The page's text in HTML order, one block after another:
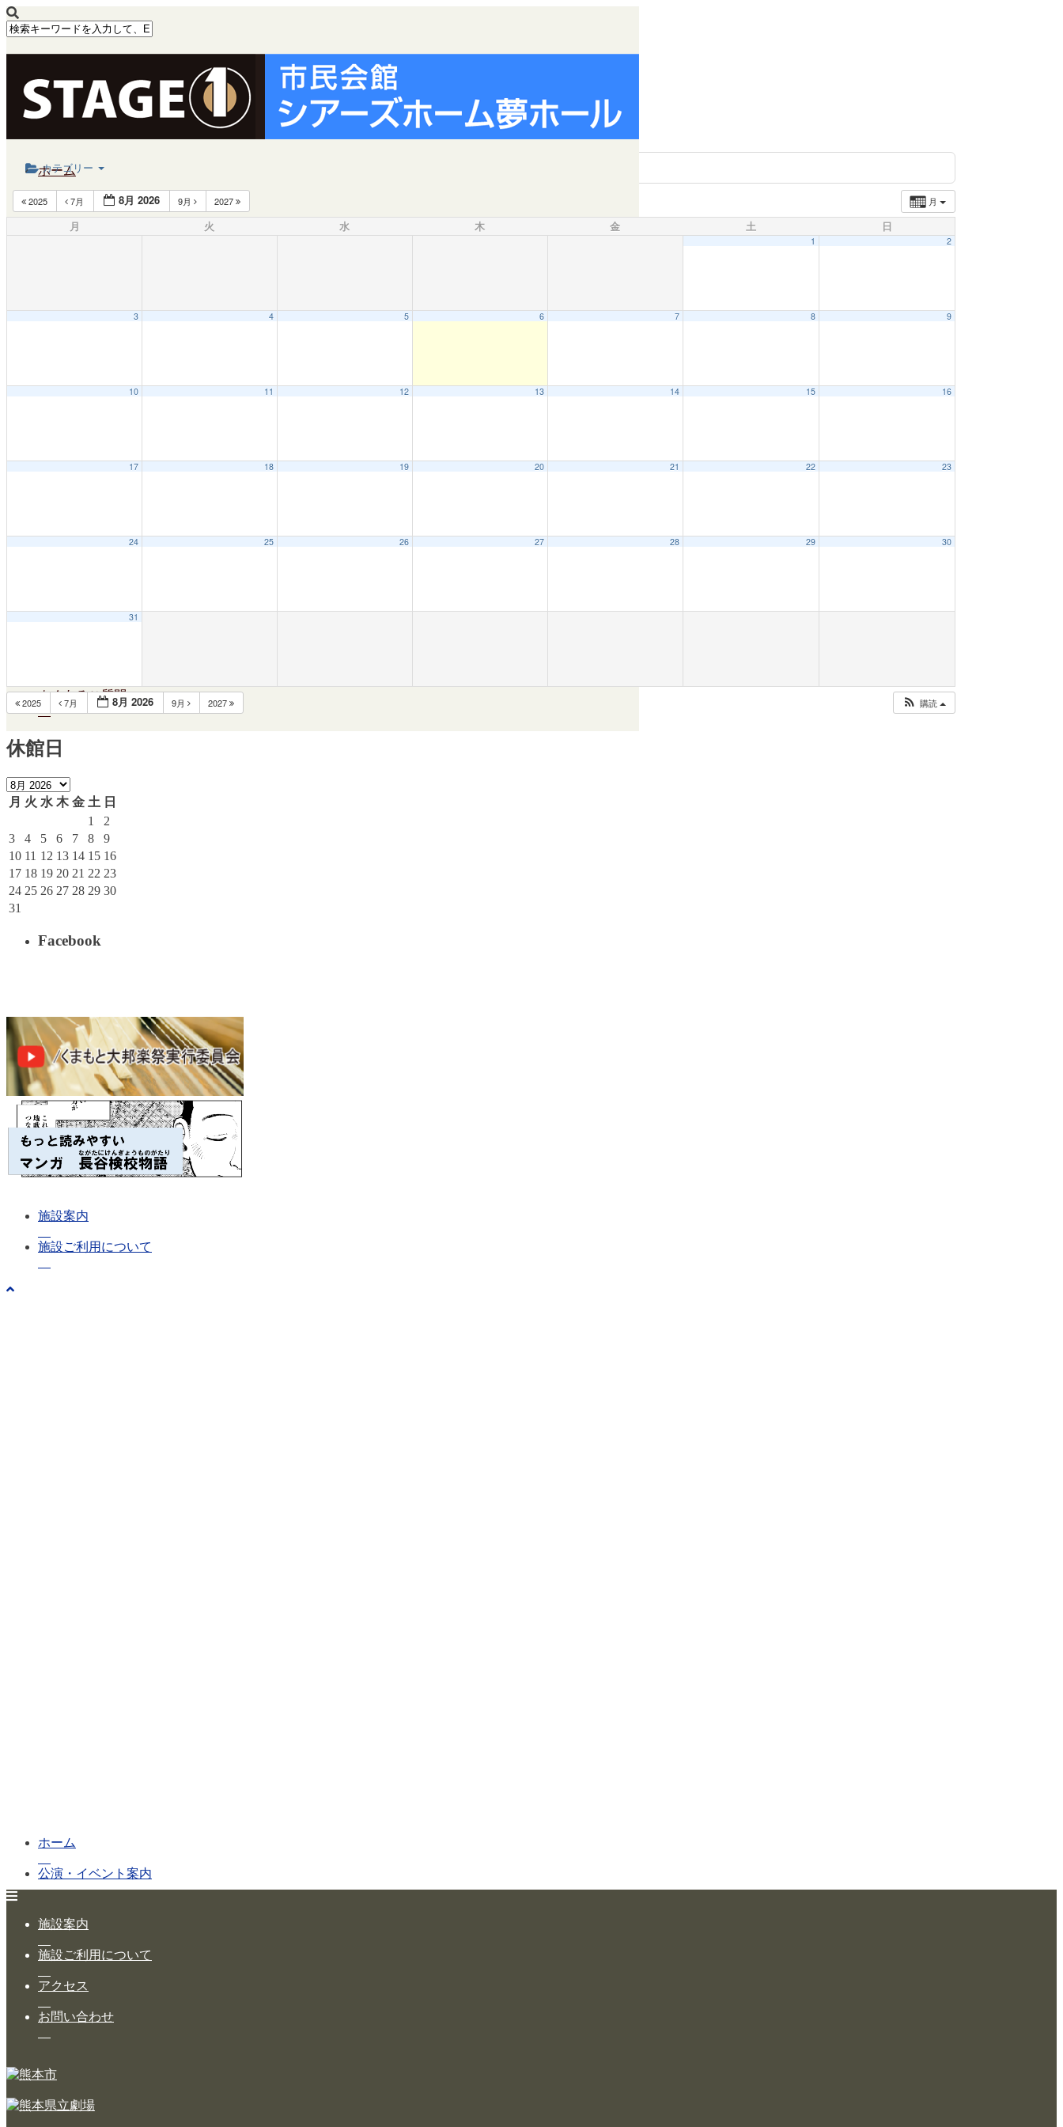
ホーム
公演・イベント案内
大ホール スケジュール
ステージビュー
施設ご利用について
よくあるご質問
Calendar
カテゴリー
月
2025 7月 8月 2026 9月 2027
月 火 水 木 金 土 日
1 2
3 4 5 6 7 8 9
10 11 12 13 14 15 16
17 18 19 20 21 22 23
24 25 26 27 28 29 30
31
2025 7月 8月 2026 9月 2027 購読
休館日
月 火 水 木 金 土 日
1
2
3
4 5 6 7 8
9
10 11 12 13 14 15 16
17 18 19 20 21 22 23
24 25 26 27 28 29 30
31
Facebook
施設案内
施設ご利用について
施設案内
施設ご利用について
アクセス
お問い合わせ
ホーム
公演・イベント案内
チケットガイド
大ホール